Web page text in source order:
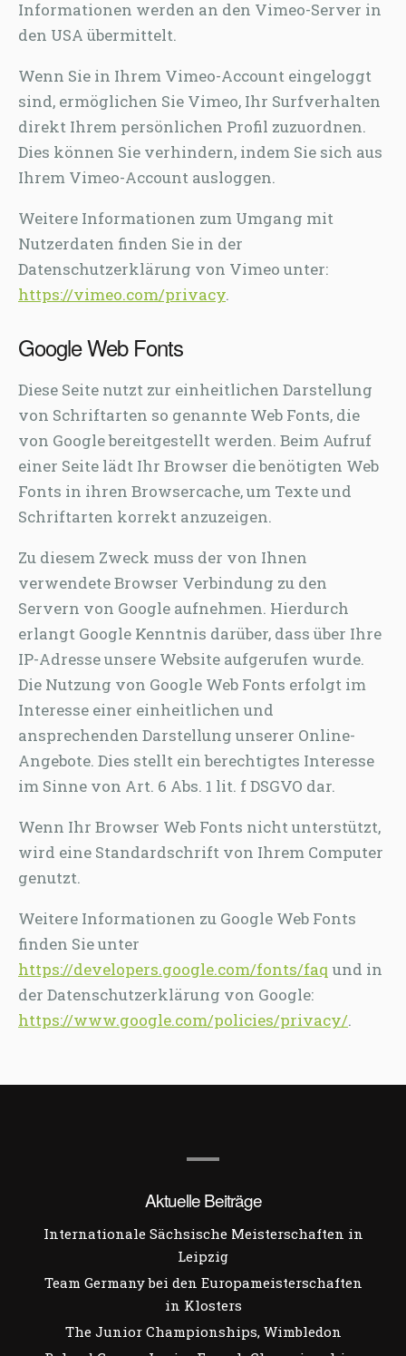
Informationen werden an den Vimeo-Server in
den USA übermittelt.
Wenn Sie in Ihrem Vimeo-Account eingeloggt
sind, ermöglichen Sie Vimeo, Ihr Surfverhalten
direkt Ihrem persönlichen Profil zuzuordnen.
Dies können Sie verhindern, indem Sie sich aus
Ihrem Vimeo-Account ausloggen.
Weitere Informationen zum Umgang mit
Nutzerdaten finden Sie in der
Datenschutzerklärung von Vimeo unter:
https://vimeo.com/privacy.
Google Web Fonts
Diese Seite nutzt zur einheitlichen Darstellung
von Schriftarten so genannte Web Fonts, die
von Google bereitgestellt werden. Beim Aufruf
einer Seite lädt Ihr Browser die benötigten Web
Fonts in ihren Browsercache, um Texte und
Schriftarten korrekt anzuzeigen.
Zu diesem Zweck muss der von Ihnen
verwendete Browser Verbindung zu den
Servern von Google aufnehmen. Hierdurch
erlangt Google Kenntnis darüber, dass über Ihre
IP-Adresse unsere Website aufgerufen wurde.
Die Nutzung von Google Web Fonts erfolgt im
Interesse einer einheitlichen und
ansprechenden Darstellung unserer Online-
Angebote. Dies stellt ein berechtigtes Interesse
im Sinne von Art. 6 Abs. 1 lit. f DSGVO dar.
Wenn Ihr Browser Web Fonts nicht unterstützt,
wird eine Standardschrift von Ihrem Computer
genutzt.
Weitere Informationen zu Google Web Fonts
finden Sie unter
https://developers.google.com/fonts/faq und in
der Datenschutzerklärung von Google:
https://www.google.com/policies/privacy/.
Aktuelle Beiträge
Internationale Sächsische Meisterschaften in
Leipzig
Team Germany bei den Europameisterschaften
in Klosters
The Junior Championships, Wimbledon